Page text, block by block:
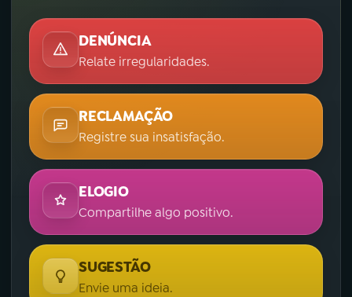
DENÚNCIA
Relate irregularidades.
RECLAMAÇÃO
Registre sua insatisfação.
ELOGIO
Compartilhe algo positivo.
SUGESTÃO
Envie uma ideia.